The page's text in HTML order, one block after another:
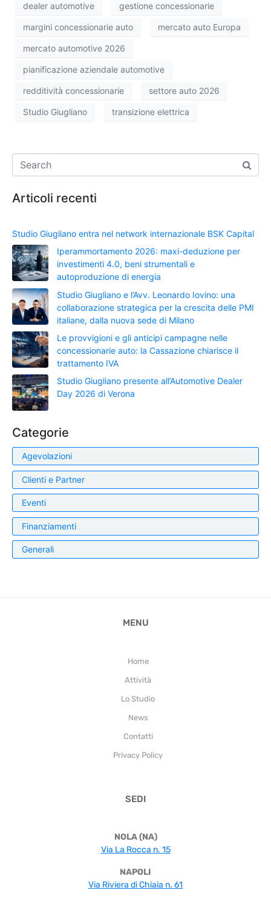
dealer automotive gestione concessionarie
margini concessionarie auto mercato auto Europa
mercato automotive 2026
pianificazione aziendale automotive
redditività concessionarie settore auto 2026
Studio Giugliano transizione elettrica
Articoli recenti
Studio Giugliano entra nel network internazionale BSK Capital
Iperammortamento 2026: maxi-deduzione per
investimenti 4.0, beni strumentali e
autoproduzione di energia
Studio Giugliano e l’Avv. Leonardo Iovino: una
collaborazione strategica per la crescita delle PMI
italiane, dalla nuova sede di Milano
Le provvigioni e gli anticipi campagne nelle
concessionarie auto: la Cassazione chiarisce il
trattamento IVA
Studio Giugliano presente all’Automotive Dealer
Day 2026 di Verona
Categorie
Agevolazioni
Clienti e Partner
Eventi
Finanziamenti
Generali
MENU
Home
Attività
Lo Studio
News
Contatti
Privacy Policy
SEDI
NOLA (NA)
Via La Rocca n. 15
NAPOLI
Via Riviera di Chiaia n. 61